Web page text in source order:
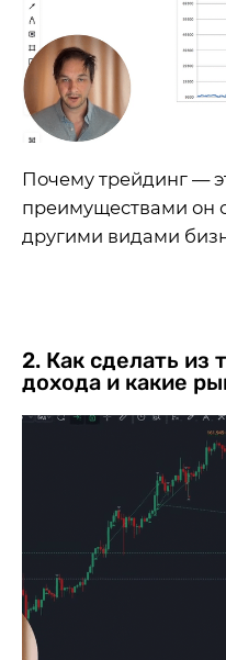
Почему трейдинг —
преимуществами он
другими видами
2. Как сделать из
дохода и какие